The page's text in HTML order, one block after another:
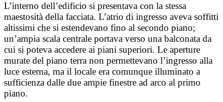
L’interno dell’edificio si presentava con la stessa
maestosità della facciata. L’atrio di ingresso aveva soffitti
altissimi che si estendevano fino al secondo piano;
un’ampia scala centrale portava verso una balconata da
cui si poteva accedere ai piani superiori. Le aperture
murate del piano terra non permettevano l’ingresso alla
luce esterna, ma il locale era comunque illuminato a
sufficienza dalle due ampie finestre ad arco al primo
piano.